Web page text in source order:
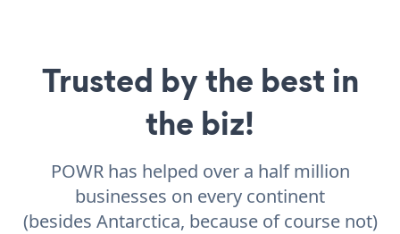
Trusted by the best in
the biz!
POWR has helped over a half million
businesses on every continent
(besides Antarctica, because of course not)